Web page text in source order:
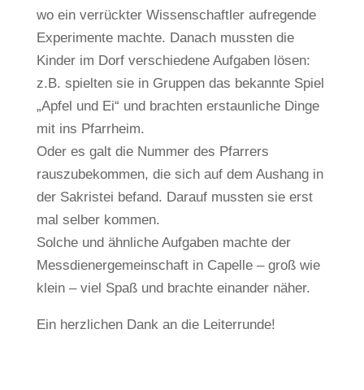
wo ein verrückter Wissenschaftler aufregende
Experimente machte. Danach mussten die
Kinder im Dorf verschiedene Aufgaben lösen:
z.B. spielten sie in Gruppen das bekannte Spiel
„Apfel und Ei“ und brachten erstaunliche Dinge
mit ins Pfarrheim.
Oder es galt die Nummer des Pfarrers
rauszubekommen, die sich auf dem Aushang in
der Sakristei befand. Darauf mussten sie erst
mal selber kommen.
Solche und ähnliche Aufgaben machte der
Messdienergemeinschaft in Capelle – groß wie
klein – viel Spaß und brachte einander näher.
Ein herzlichen Dank an die Leiterrunde!